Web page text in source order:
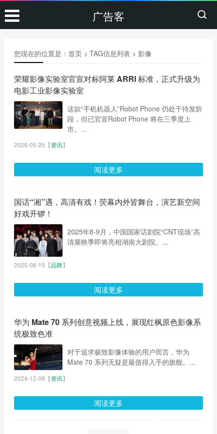
广告客
您现在的位置是： 首页> TAG信息列表 > 影像
荣耀影像实验室官宣对标阿莱 ARRI 标准，正式升级为
电影工业影像实验室
这款“手机机器人”Robot Phone 仍处于待发阶
段，但已官宣Robot Phone 将在三季度上
市。...
2026-05-25 【资讯】
阅读更多
国话“湘”遇，高清有戏！荧幕内外皆舞台，演艺新空间
好戏开锣！
2025年8-9月，中国国家话剧院“CNT现场”高
清展映季即将亮相湖南大剧院。...
2025-08-15 【品牌】
阅读更多
华为 Mate 70 系列创意视频上线，展现红枫原色影像系
统极致色准
对于追求极致影像体验的用户而言，华为
Mate 70 系列无疑是最值得入手的旗舰。...
2024-12-08 【资讯】
阅读更多